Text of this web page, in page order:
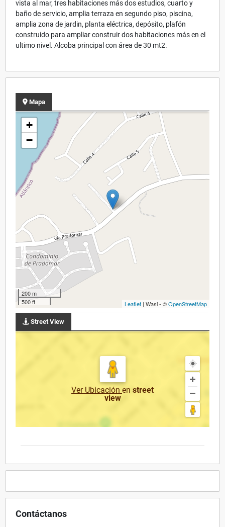
vista al mar, tres habitaciones más dos estudios, cuarto y
baño de servicio, amplia terraza en segundo piso, piscina,
amplia zona de jardin, planta eléctrica, depósito, plafón
construido para ampliar construir dos habitaciones más en el
ultimo nivel. Alcoba principal con área de 30 mt2.
Mapa
+
−
200 m
500 ft
Leaflet | Wasi - ©OpenStreetMap
Street View
Ver Ubicación en street
view
Contáctanos